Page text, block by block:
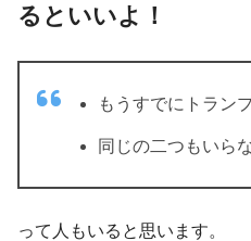
るといいよ！
もうすでにトラン
同じの二つもいら
って人もいると思います。